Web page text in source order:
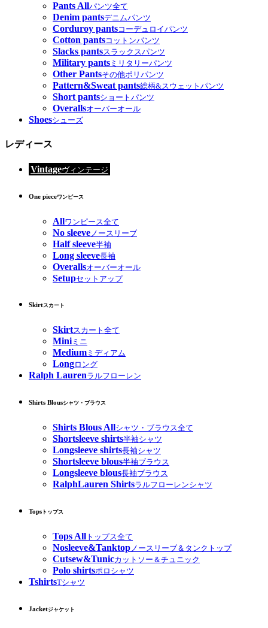
Pants Allパンツ全て
Denim pantsデニムパンツ
Corduroy pantsコーデュロイパンツ
Cotton pantsコットンパンツ
Slacks pantsスラックスパンツ
Military pants ミリタリーパンツ
Other Pantsその他ポリパンツ
Pattern&Sweat pants総柄&スウェットパンツ
Short pantsショートパンツ
Overallsオーバーオール
Shoesシューズ
レディース
Vintageヴィンテージ
One pieceワンピース
Allワンピース全て
No sleeve ノースリーブ
Half sleeve半袖
Long sleeve長袖
Overallsオーバーオール
Setupセットアップ
Skirtスカート
Skirtスカート全て
Miniミニ
Medium ミディアム
Longロング
Ralph Laurenラルフローレン
Shirts Blousシャツ・ブラウス
Shirts Blous Allシャツ・ブラウス全て
Shortsleeve shirts半袖シャツ
Longsleeve shirts長袖シャツ
Shortsleeve blous半袖ブラウス
Longsleeve blous長袖ブラウス
RalphLauren Shirtsラルフローレンシャツ
Tops トップス
Tops All トップス全て
Nosleeve&Tanktopノースリーブ＆タンクトップ
Cutsew&Tunicカットソー＆チュニック
Polo shirtsポロシャツ
TshirtsTシャツ
Jacketジャケット